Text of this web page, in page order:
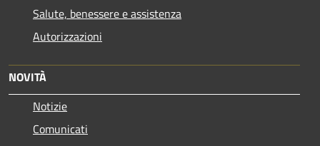
Salute, benessere e assistenza
Autorizzazioni
NOVITÀ
Notizie
Comunicati